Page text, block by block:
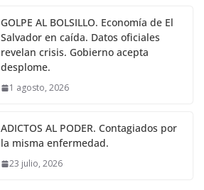
GOLPE AL BOLSILLO. Economía de El
Salvador en caída. Datos oficiales
revelan crisis. Gobierno acepta
desplome.
1 agosto, 2026
ADICTOS AL PODER. Contagiados por
la misma enfermedad.
23 julio, 2026